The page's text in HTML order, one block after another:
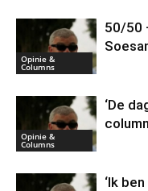
Opinie &
Columns
50/50
Opinie &
Columns
‘De
‘Ik